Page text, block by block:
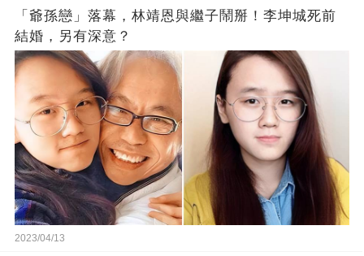
「爺孫戀」落幕，林靖恩與繼子鬧掰！李坤城死前
結婚，另有深意？
2023/04/13